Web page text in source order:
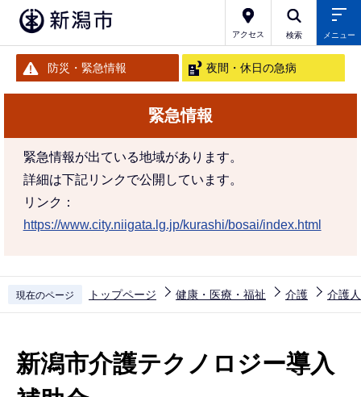
アクセス 検索 メニュー
防災・緊急情報 夜間・休日の急病
緊急情報
緊急情報が出ている地域があります。
詳細は下記リンクで公開しています。
リンク：
https://www.city.niigata.lg.jp/kurashi/bosai/index.html
現在のページ トップページ 健康・医療・福祉 介護 介護
新潟市介護テクノロジー導入